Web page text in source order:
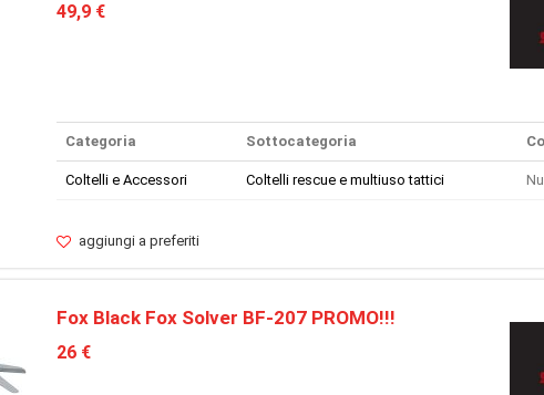
49,9 €
Categoria Sottocategoria
Coltelli e Accessori Coltelli rescue e multiuso tattici
aggiungi a preferiti
Fox Black Fox Solver BF-207 PROMO!!!
26 €